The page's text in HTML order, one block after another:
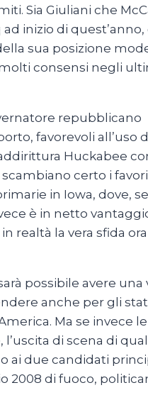
Sia Giuliani che
inizio di quest’anno,
sua posizione
consensi negli
repubblicano
favorevoli all’uso
Huckabee
certo i
in Iowa, dove,
è in netto
realtà la vera sfida ora
possibile avere una
anche per gli
Ma se invece
di scena di
due candidati
2008 di fuoco,